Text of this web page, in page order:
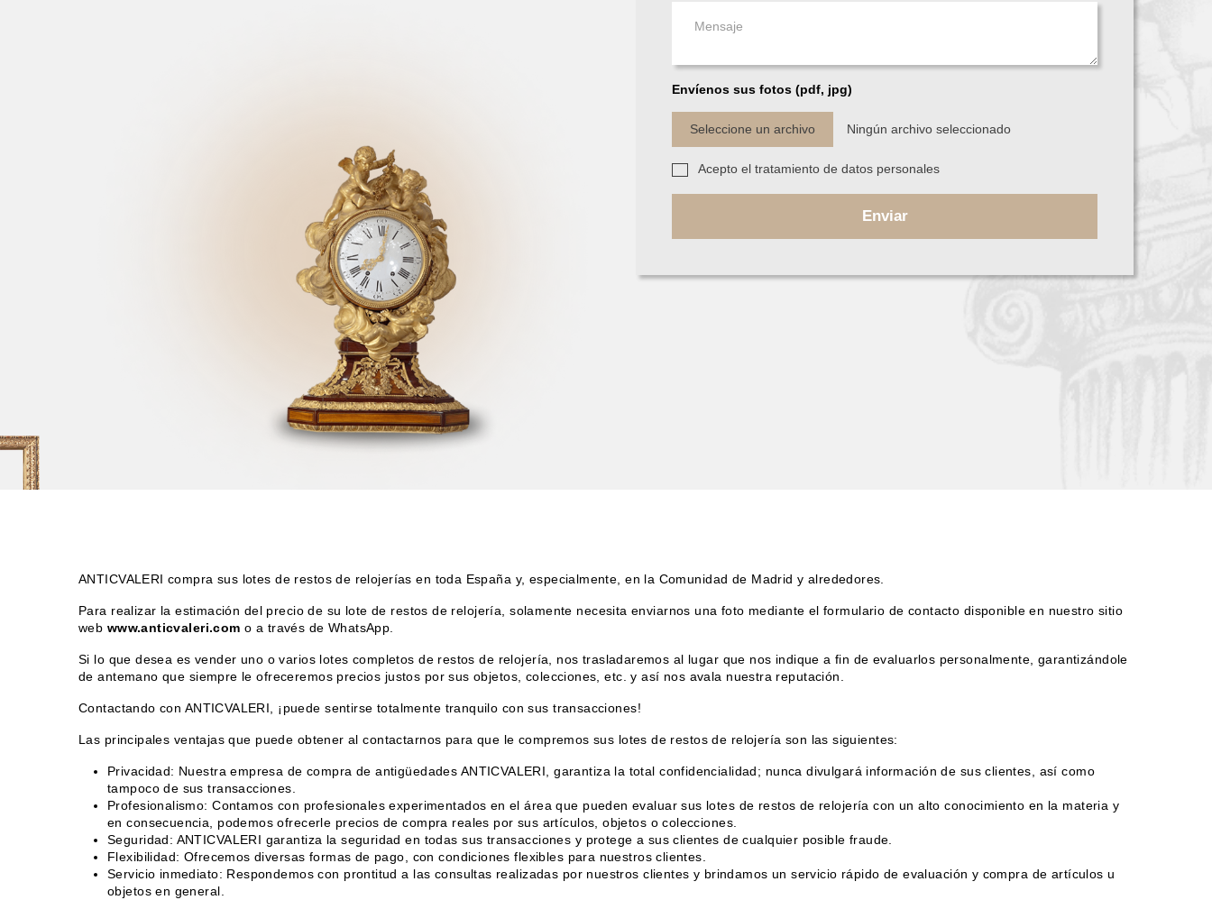
Envíenos sus fotos (pdf, jpg)
Seleccione un archivo Ningún archivo seleccionado
Acepto el tratamiento de datos personales
Enviar
ANTICVALERI compra sus lotes de restos de relojerías en toda España y, especialmente, en la Comunidad de Madrid y alrededores.
Para realizar la estimación del precio de su lote de restos de relojería, solamente necesita enviarnos una foto mediante el formulario de contacto disponible en nuestro sitio
web www.anticvaleri.com o a través de WhatsApp.
Si lo que desea es vender uno o varios lotes completos de restos de relojería, nos trasladaremos al lugar que nos indique a fin de evaluarlos personalmente, garantizándole
de antemano que siempre le ofreceremos precios justos por sus objetos, colecciones, etc. y así nos avala nuestra reputación.
Contactando con ANTICVALERI, ¡puede sentirse totalmente tranquilo con sus transacciones!
Las principales ventajas que puede obtener al contactarnos para que le compremos sus lotes de restos de relojería son las siguientes:
Privacidad: Nuestra empresa de compra de antigüedades ANTICVALERI, garantiza la total confidencialidad; nunca divulgará información de sus clientes, así como
tampoco de sus transacciones.
Profesionalismo: Contamos con profesionales experimentados en el área que pueden evaluar sus lotes de restos de relojería con un alto conocimiento en la materia y
en consecuencia, podemos ofrecerle precios de compra reales por sus artículos, objetos o colecciones.
Seguridad: ANTICVALERI garantiza la seguridad en todas sus transacciones y protege a sus clientes de cualquier posible fraude.
Flexibilidad: Ofrecemos diversas formas de pago, con condiciones flexibles para nuestros clientes.
Servicio inmediato: Respondemos con prontitud a las consultas realizadas por nuestros clientes y brindamos un servicio rápido de evaluación y compra de artículos u
objetos en general.